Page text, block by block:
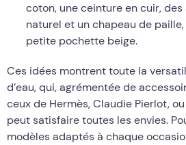
coton, une ceinture en cuir,
naturel et un chapeau de
petite pochette beige.
Ces idées montrent toute la
d’eau, qui, agrémentée de
ceux de Hermès, Claudie Pierlot,
peut satisfaire toutes les envies.
modèles adaptés à chaque